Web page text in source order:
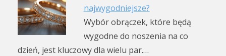
najwygodniejsze?
Wybór obrączek, które będą
wygodne do noszenia na co
dzień, jest kluczowy dla wielu par.…